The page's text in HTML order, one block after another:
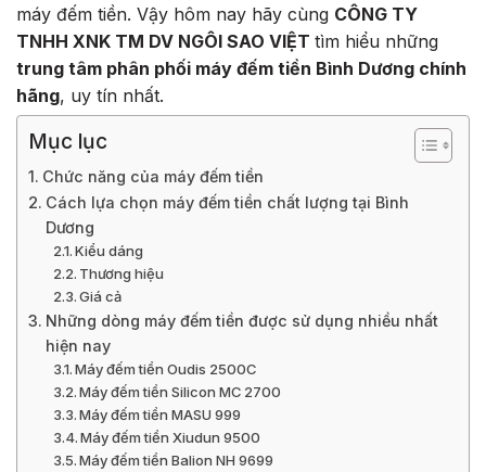
máy đếm tiền. Vậy hôm nay hãy cùng CÔNG TY
TNHH XNK TM DV NGÔI SAO VIỆT tìm hiểu những
trung tâm phân phối máy đếm tiền Bình Dương chính
hãng, uy tín nhất.
Mục lục
Chức năng của máy đếm tiền
Cách lựa chọn máy đếm tiền chất lượng tại Bình
Dương
Kiểu dáng
Thương hiệu
Giá cả
Những dòng máy đếm tiền được sử dụng nhiều nhất
hiện nay
Máy đếm tiền Oudis 2500C
Máy đếm tiền Silicon MC 2700
Máy đếm tiền MASU 999
Máy đếm tiền Xiudun 9500
Máy đếm tiền Balion NH 9699